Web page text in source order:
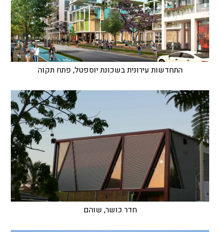
התחדשות עירונית בשכונת יוספטל, פתח תקוה
חדר כושר, שוהם